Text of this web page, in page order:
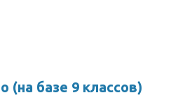
(на базе 9 классов)